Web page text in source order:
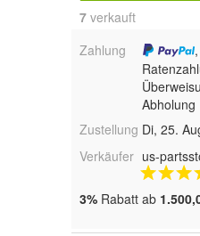
7 verkauft
Zahlung
Abholung
Zustellung Di, 25.
Verkäufer us-
3% Rabatt ab